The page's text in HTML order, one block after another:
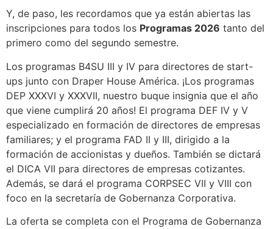
Y, de paso, les recordamos que ya están abiertas las
inscripciones para todos los Programas 2026 tanto del
primero como del segundo semestre.
Los programas B4SU III y IV para directores de start-
ups junto con Draper House América. ¡Los programas
DEP XXXVI y XXXVII, nuestro buque insignia que el año
que viene cumplirá 20 años! El programa DEF IV y V
especializado en formación de directores de empresas
familiares; y el programa FAD II y III, dirigido a la
formación de accionistas y dueños. También se dictará
el DICA VII para directores de empresas cotizantes.
Además, se dará el programa CORPSEC VII y VIII con
foco en la secretaría de Gobernanza Corporativa.
La oferta se completa con el Programa de Gobernanza